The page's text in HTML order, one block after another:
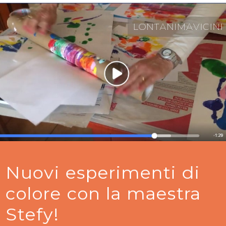
LONTANIMAVICINI
Nuovi esperimenti di
colore con la maestra
Stefy!